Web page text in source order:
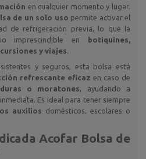
en cualquier momento y lugar.
de un solo uso permite activar el
de refrigeración previa, lo que la
imprescindible en botiquines,
y viajes
y seguros, esta bolsa está
refrescante eficaz en caso de
o moratones , ayudando a
Es ideal para tener siempre
auxilios domésticos, escolares o
Acofar Bolsa de